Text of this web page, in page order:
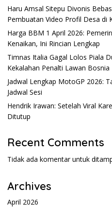
Haru Amsal Sitepu Divonis
Pembuatan Video Profil Desa di
Harga BBM 1 April 2026:
Kenaikan, Ini Rincian Lengkap
Timnas Italia Gagal Lolos Piala
Kekalahan Penalti Lawan Bosnia
Jadwal Lengkap MotoGP 2026:
Jadwal Sesi
Hendrik Irawan: Setelah Viral
Ditutup
Recent Comments
Tidak ada komentar untuk
Archives
April 2026